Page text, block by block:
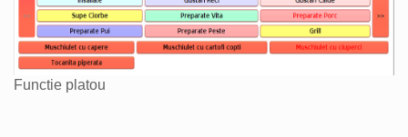
Functie platou